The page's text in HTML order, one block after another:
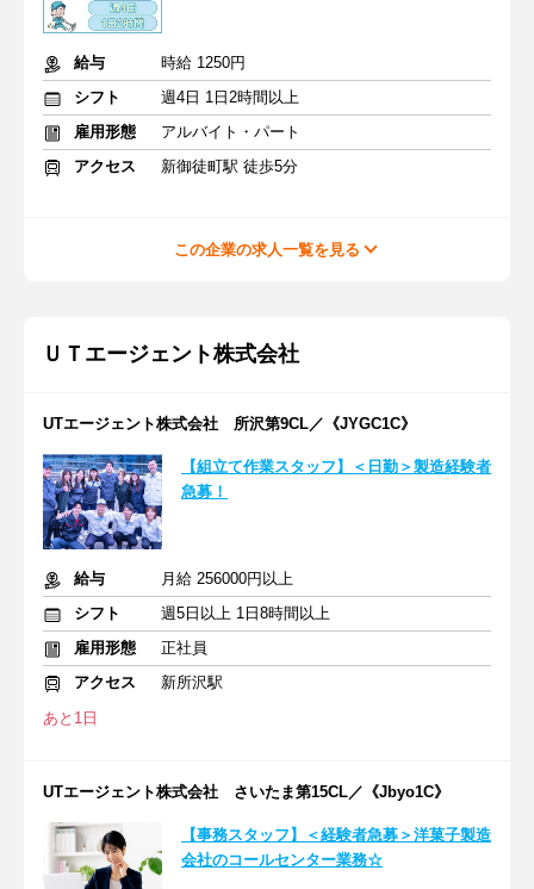
給与
時給 1250円
シフト
週4日 1日2時間以上
雇用形態
アルバイト・パート
アクセス
新御徒町駅 徒歩5分
この企業の求人一覧を見る
ＵＴエージェント株式会社
UTエージェント株式会社 所沢第9CL／《JYGC1C》
【組立て作業スタッフ】＜日勤＞製造経験者
急募！
給与
月給 256000円以上
シフト
週5日以上 1日8時間以上
雇用形態
正社員
アクセス
新所沢駅
あと1日
UTエージェント株式会社 さいたま第15CL／《Jbyo1C》
【事務スタッフ】＜経験者急募＞洋菓子製造
会社のコールセンター業務☆